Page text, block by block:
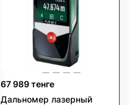
67 989 тенге
Дальномер лазерный